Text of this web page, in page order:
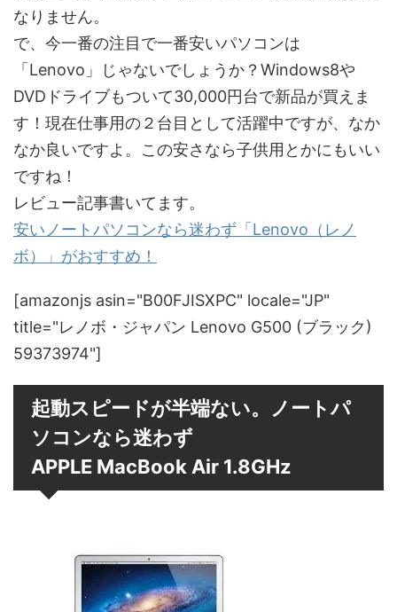
なりません。
で、今一番の注目で一番安いパソコンは
「Lenovo」じゃないでしょうか？Windows8や
DVDドライブもついて30,000円台で新品が買えま
す！現在仕事用の２台目として活躍中ですが、なか
なか良いですよ。この安さなら子供用とかにもいい
ですね！
レビュー記事書いてます。
安いノートパソコンなら迷わず「Lenovo（レノ
ボ）」がおすすめ！
[amazonjs asin="B00FJISXPC" locale="JP"
title="レノボ・ジャパン Lenovo G500 (ブラック)
59373974"]
起動スピードが半端ない。ノートパ
ソコンなら迷わず
APPLE MacBook Air 1.8GHz